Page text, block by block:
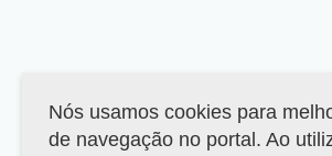
Nós usamos cookies para
de navegação no portal. Ao